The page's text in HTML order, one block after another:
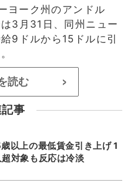
ヨーク州のアンドル
3月31日、同州ニュー
9ドルから15ドルに引
読む >
事
以上の最低賃金引き上げ 1
対象も反応は冷淡